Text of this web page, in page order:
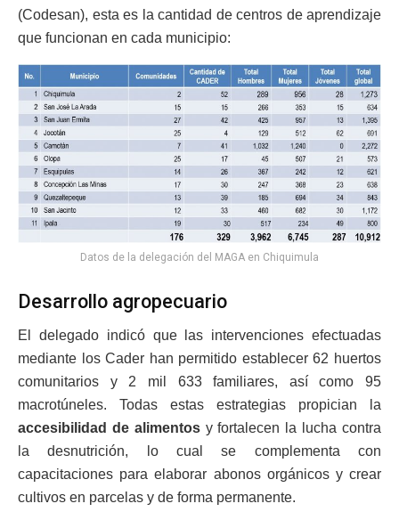
(Codesan), esta es la cantidad de centros de aprendizaje
que funcionan en cada municipio:
Datos de la delegación del MAGA en Chiquimula
Desarrollo agropecuario
El delegado indicó que las intervenciones efectuadas
mediante los Cader han permitido establecer 62 huertos
comunitarios y 2 mil 633 familiares, así como 95
macrotúneles. Todas estas estrategias propician la
accesibilidad de alimentosy fortalecen la lucha contra
la desnutrición, lo cual se complementa con
capacitaciones para elaborar abonos orgánicos y crear
cultivos en parcelas y de forma permanente.